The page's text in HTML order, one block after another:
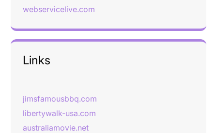
webservicelive.com
Links
jimsfamousbbq.com
libertywalk-usa.com
australiamovie.net